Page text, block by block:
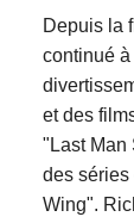
Depuis la
continué
et des
"Last Man
des séries
Wing".